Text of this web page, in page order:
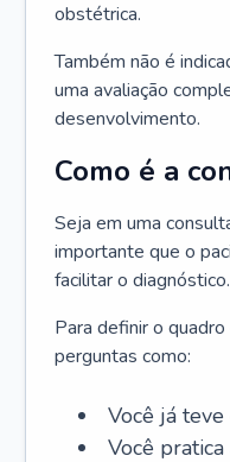
obstétrica.
Também não é
uma avaliação
desenvolvimento.
Como é a
Seja em uma
importante que o
facilitar o diagnóstico.
Para definir o
perguntas como:
Você já
Você